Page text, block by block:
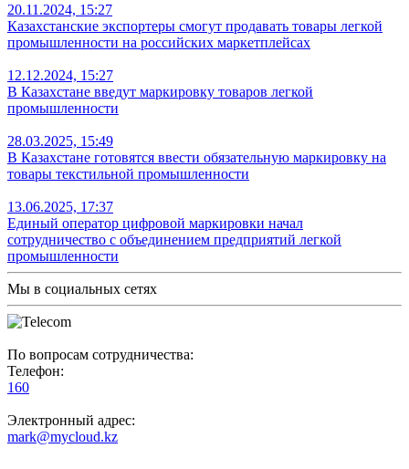
20.11.2024, 15:27
Казахстанские экспортеры смогут продавать товары легкой
промышленности на российских маркетплейсах
12.12.2024, 15:27
В Казахстане введут маркировку товаров легкой
промышленности
28.03.2025, 15:49
В Казахстане готовятся ввести обязательную маркировку на
товары текстильной промышленности
13.06.2025, 17:37
Единый оператор цифровой маркировки начал
сотрудничество с объединением предприятий легкой
промышленности
Мы в социальных сетях
По вопросам сотрудничества:
Телефон:
160
Электронный адрес:
mark@mycloud.kz